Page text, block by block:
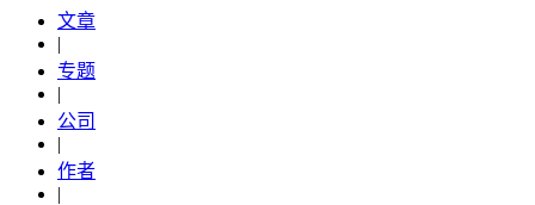
文章
|
专题
|
公司
|
作者
|